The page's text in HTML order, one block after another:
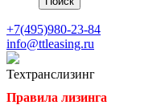
+7(495)980-23-84
info@ttleasing.ru
Техтранслизинг
Правила лизинга